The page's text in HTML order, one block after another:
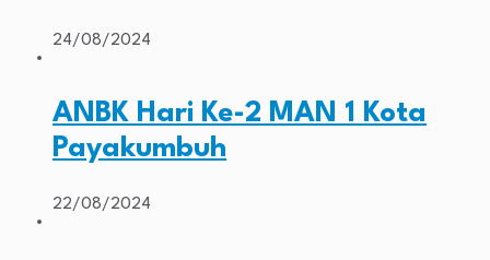
24/08/2024
ANBK Hari Ke-2 MAN 1 Kota
Payakumbuh
22/08/2024